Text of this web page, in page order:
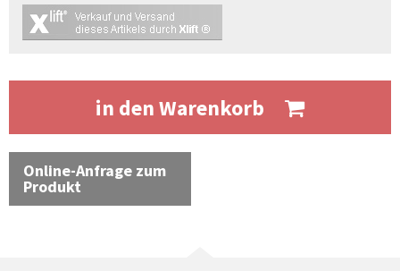
in den Warenkorb
Online-Anfrage zum
Produkt